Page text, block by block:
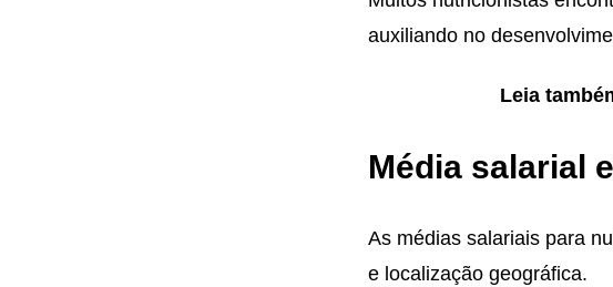
auxiliando no
Leia
Média salarial
As médias salariais para
e localização geográfica.